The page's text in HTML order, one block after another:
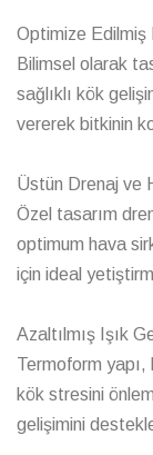
Optimize Edilmiş
Bilimsel olarak
sağlıklı kök
vererek bitkinin
Üstün Drenaj ve
Özel tasarım
optimum hava
için ideal
Azaltılmış Işık
Termoform yapı,
kök stresini
gelişimini